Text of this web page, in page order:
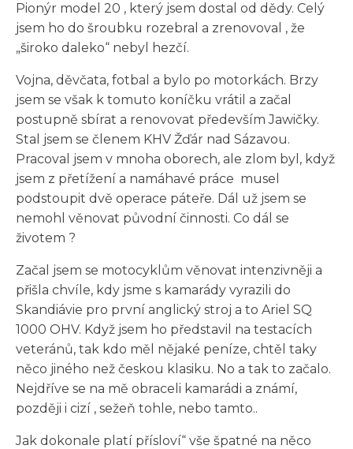
Pionýr model 20 , který jsem dostal od dědy. Celý
jsem ho do šroubku rozebral a zrenovoval , že
„široko daleko“ nebyl hezčí.
Vojna, děvčata, fotbal a bylo po motorkách. Brzy
jsem se však k tomuto koníčku vrátil a začal
postupně sbírat a renovovat především Jawičky.
Stal jsem se členem KHV Žďár nad Sázavou.
Pracoval jsem v mnoha oborech, ale zlom byl, když
jsem z přetížení a namáhavé práce musel
podstoupit dvě operace páteře. Dál už jsem se
nemohl věnovat původní činnosti. Co dál se
životem ?
Začal jsem se motocyklům věnovat intenzivněji a
přišla chvíle, kdy jsme s kamarády vyrazili do
Skandiávie pro první anglický stroj a to Ariel SQ
1000 OHV. Když jsem ho představil na testacích
veteránů, tak kdo měl nějaké peníze, chtěl taky
něco jiného než českou klasiku. No a tak to začalo.
Nejdříve se na mě obraceli kamarádi a známí,
později i cizí , sežeň tohle, nebo tamto..
Jak dokonale platí přísloví“ vše špatné na něco